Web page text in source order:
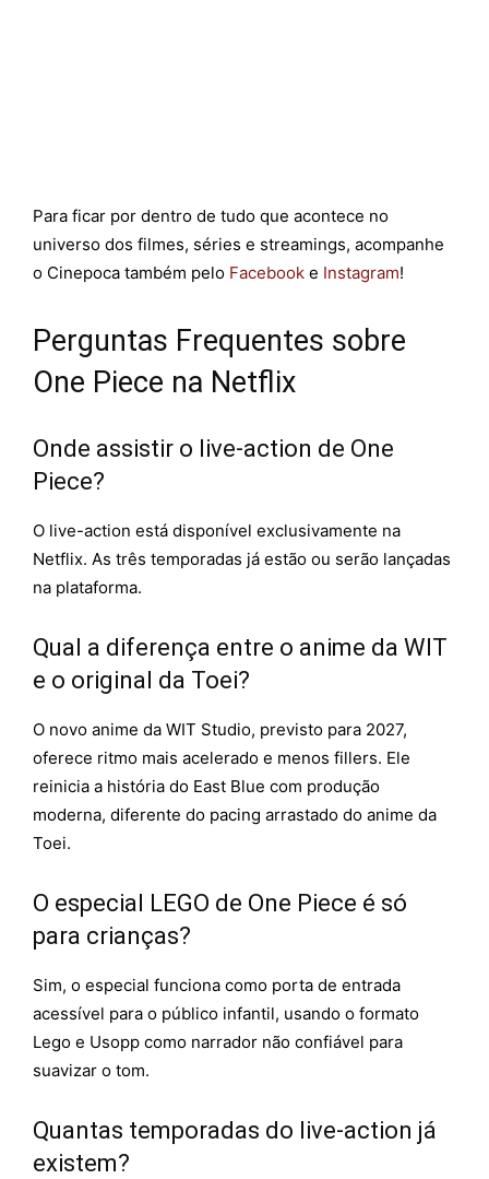
Para ficar por dentro de tudo que acontece no
universo dos filmes, séries e streamings, acompanhe
o Cinepoca também pelo Facebook e Instagram!
Perguntas Frequentes sobre
One Piece na Netflix
Onde assistir o live-action de One
Piece?
O live-action está disponível exclusivamente na
Netflix. As três temporadas já estão ou serão lançadas
na plataforma.
Qual a diferença entre o anime da WIT
e o original da Toei?
O novo anime da WIT Studio, previsto para 2027,
oferece ritmo mais acelerado e menos fillers. Ele
reinicia a história do East Blue com produção
moderna, diferente do pacing arrastado do anime da
Toei.
O especial LEGO de One Piece é só
para crianças?
Sim, o especial funciona como porta de entrada
acessível para o público infantil, usando o formato
Lego e Usopp como narrador não confiável para
suavizar o tom.
Quantas temporadas do live-action já
existem?